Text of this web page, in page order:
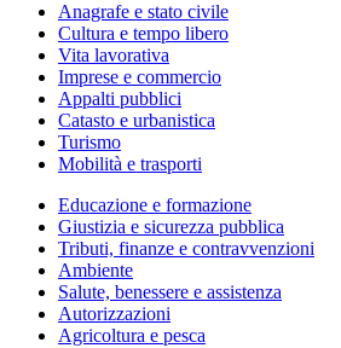
Anagrafe e stato civile
Cultura e tempo libero
Vita lavorativa
Imprese e commercio
Appalti pubblici
Catasto e urbanistica
Turismo
Mobilità e trasporti
Educazione e formazione
Giustizia e sicurezza pubblica
Tributi, finanze e contravvenzioni
Ambiente
Salute, benessere e assistenza
Autorizzazioni
Agricoltura e pesca